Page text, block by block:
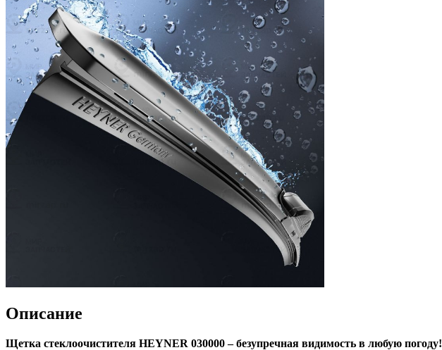
Описание
Щетка стеклоочистителя HEYNER 030000 – безупречная видимость в любую погоду!